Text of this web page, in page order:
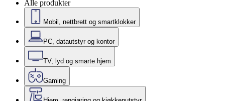
Alle produkter
Mobil, nettbrett og smartklokker
PC, datautstyr og kontor
TV, lyd og smarte hjem
Gaming